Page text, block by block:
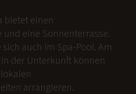
bietet einen
und eine Sonnenterrasse.
auch im Spa-Pool. Am
der Unterkunft können
arrangieren.